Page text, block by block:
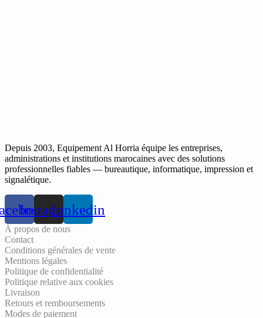
Depuis 2003, Equipement Al Horria équipe les entreprises,
administrations et institutions marocaines avec des solutions
professionnelles fiables — bureautique, informatique, impression et
signalétique.
InstagramLinkedin
À propos de nous
Contact
Conditions générales de vente
Mentions légales
Politique de confidentialité
Politique relative aux cookies
Livraison
Retours et remboursements
Modes de paiement